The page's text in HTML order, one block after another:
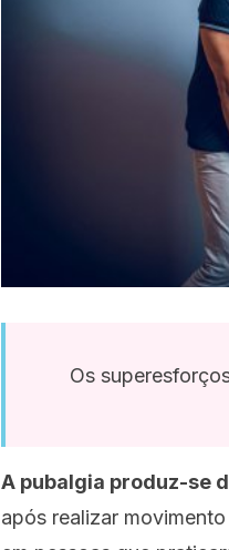
Os
A pubalgia produz-se
após realizar